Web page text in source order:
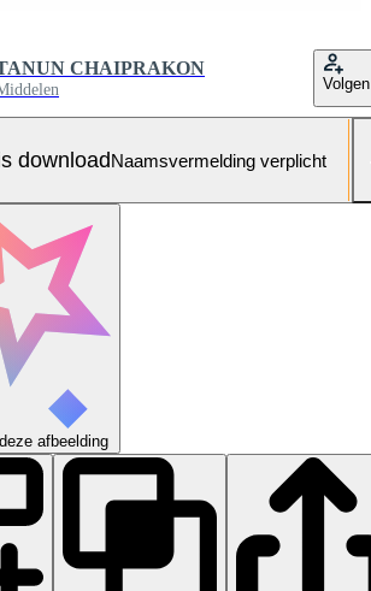
CHAIPRAKON
Volgen
downloadNaamsvermelding verplicht
afbeelding